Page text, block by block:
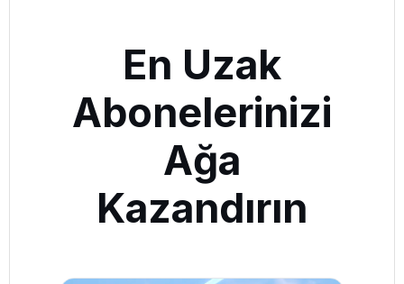
En Uzak
Abonelerinizi
Ağa
Kazandırın